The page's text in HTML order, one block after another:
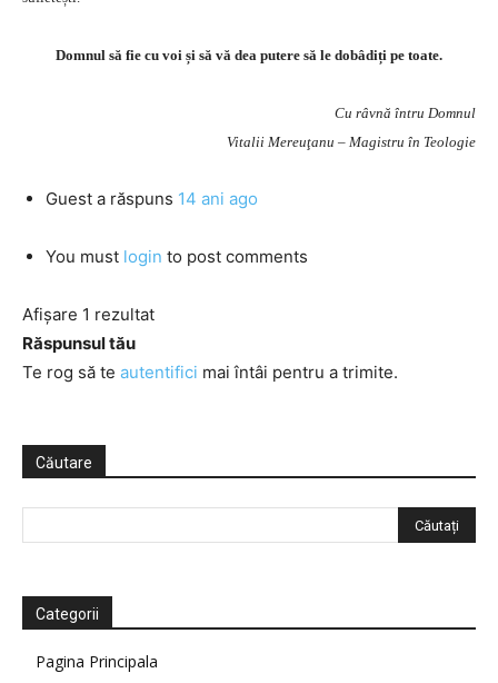
Domnul să fie cu voi și să vă dea putere să le dobâdiți pe toate.
Cu râvnă întru Domnul
Vitalii Mereuţanu – Magistru în Teologie
Guest a răspuns 14 ani ago
You must login to post comments
Afișare 1 rezultat
Răspunsul tău
Te rog să te autentifici mai întâi pentru a trimite.
Căutare
Categorii
Pagina Principala